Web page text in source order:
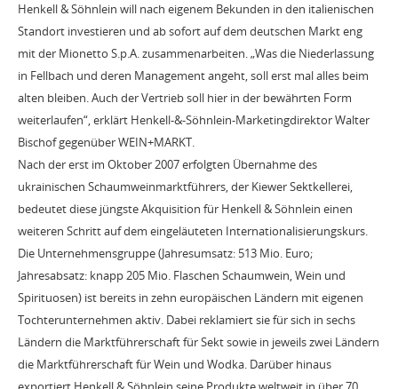
Henkell & Söhnlein will nach eigenem Bekunden in den italienischen
Standort investieren und ab sofort auf dem deutschen Markt eng
mit der Mionetto S.p.A. zusammenarbeiten. „Was die Niederlassung
in Fellbach und deren Management angeht, soll erst mal alles beim
alten bleiben. Auch der Vertrieb soll hier in der bewährten Form
weiterlaufen“, erklärt Henkell-&-Söhnlein-Marketingdirektor Walter
Bischof gegenüber WEIN+MARKT.
Nach der erst im Oktober 2007 erfolgten Übernahme des
ukrainischen Schaumweinmarktführers, der Kiewer Sektkellerei,
bedeutet diese jüngste Akquisition für Henkell & Söhnlein einen
weiteren Schritt auf dem eingeläuteten Internationalisierungskurs.
Die Unternehmensgruppe (Jahresumsatz: 513 Mio. Euro;
Jahresabsatz: knapp 205 Mio. Flaschen Schaumwein, Wein und
Spirituosen) ist bereits in zehn europäischen Ländern mit eigenen
Tochterunternehmen aktiv. Dabei reklamiert sie für sich in sechs
Ländern die Marktführerschaft für Sekt sowie in jeweils zwei Ländern
die Marktführerschaft für Wein und Wodka. Darüber hinaus